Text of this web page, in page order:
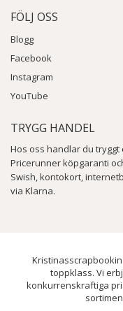
FÖLJ OSS
Blogg
Facebook
Instagram
YouTube
TRYGG HANDEL
Hos oss handlar du tryggt
Pricerunner köpgaranti
Swish, kontokort,
via Klarna.
toppklass. Vi
konkurrenskraftiga